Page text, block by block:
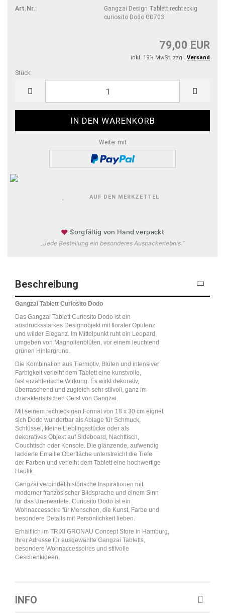
Art.Nr.:
Gangzai Design Tablett rechteckig
curiosito Dodo GD703
79,00 EUR
inkl. 19% MwSt. zzgl. Versand
Stück:
Weiter mit
AUF DEN MERKZETTEL
♥ Sorgfältig von Hand verpackt
„Jede Bestellung ein besonderes Auspackerlebnis.“
Beschreibung
Gangzai Tablett Curiosito Dodo
Das Gangzai Tablett Curiosito Dodo ist ein
ausdrucksstarkes Designobjekt mit floraler Opulenz
und wilder Eleganz. Im Mittelpunkt ruht ein Leopard,
umgeben von Magnolienblüten, vor einem leuchtend
grünen Hintergrund.
Die Kombination aus Tiermotiv, Blüten und intensiver
Farbigkeit verleiht dem Tablett eine kunstvolle,
fast erzählerische Wirkung. Es wirkt dekorativ,
überraschend und zugleich sehr stilvoll, ganz im
charakteristischen Geist von Gangzai.
Mit seinem rechteckigen Format von 18 x 30 cm eignet
sich Dodo wunderbar als Ablage für Schmuck,
Schlüssel, kleine Lieblingsstücke oder als
dekoratives Objekt auf Sideboard, Nachttisch,
Couchtisch oder Konsole. Die glänzende, aufwendig
lackierte Emaille Oberfläche unterstreicht die Tiefe
der Farben und verleiht dem Tablett eine hochwertige
Haptik.
Gangzai verbindet historische Inspirationen mit
moderner französischer Bildsprache und einem Sinn
für das Unerwartete. Curiosito Dodo ist ein
Wohnaccessoire für Menschen, die Kunst, Farbe und
besondere Details mit Persönlichkeit lieben.
Erhältlich im TRIXI GRONAU Concept Store in Hamburg,
Ihrer Adresse für ausgewählte Gangzai Tabletts,
besondere Wohnaccessoires und stilvolle
Geschenkideen.
INFO